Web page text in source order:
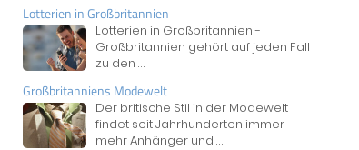
Lotterien in Großbritannien
Lotterien in Großbritannien -
Großbritannien gehört auf jeden Fall
zu den ...
Großbritanniens Modewelt
Der britische Stil in der Modewelt
findet seit Jahrhunderten immer
mehr Anhänger und ...